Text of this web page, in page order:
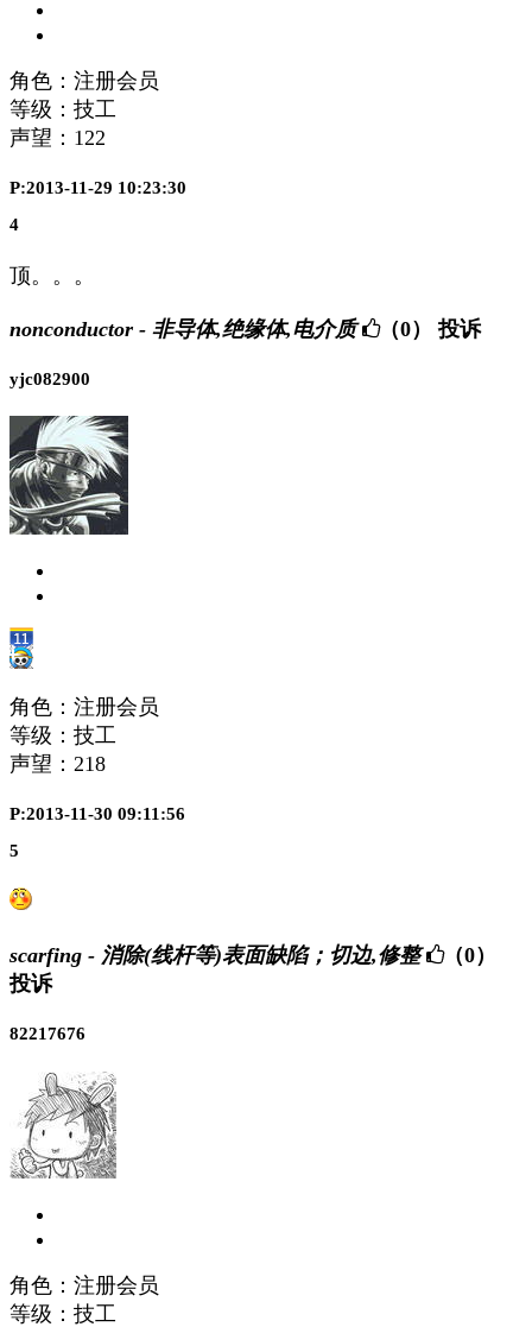
角色：注册会员
等级：技工
声望： 122
P:2013-11-29 10:23:30
4
顶。。。
nonconductor - 非导体,绝缘体,电介质 （0） 投诉
yjc082900
角色：注册会员
等级：技工
声望： 218
P:2013-11-30 09:11:56
5
scarfing - 消除(线杆等)表面缺陷；切边,修整
（0）
投诉
82217676
角色：注册会员
等级：技工